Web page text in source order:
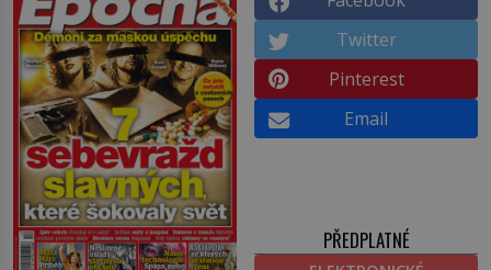
Twitter
Pinterest
Email
PŘEDPLATNÉ